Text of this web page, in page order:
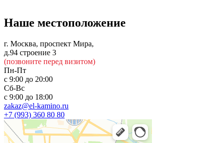
Наше местоположение
г. Москва, проспект Мира,
д.94 строение 3
(позвоните перед визитом)
Пн-Пт
с 9:00 до 20:00
Сб-Вс
с 9:00 до 18:00
zakaz@el-kamino.ru
+7 (993) 360 80 80